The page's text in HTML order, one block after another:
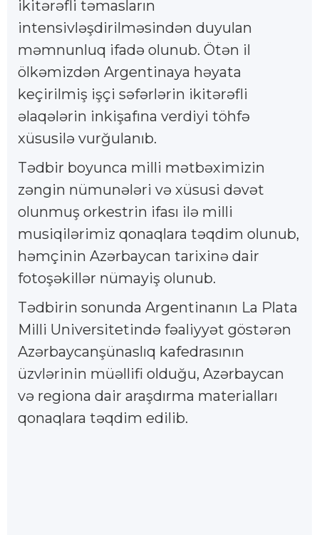
ikitərəfli təmasların
intensivləşdirilməsindən duyulan
məmnunluq ifadə olunub. Ötən il
ölkəmizdən Argentinaya həyata
keçirilmiş işçi səfərlərin ikitərəfli
əlaqələrin inkişafına verdiyi töhfə
xüsusilə vurğulanıb.
Tədbir boyunca milli mətbəximizin
zəngin nümunələri və xüsusi dəvət
olunmuş orkestrin ifası ilə milli
musiqilərimiz qonaqlara təqdim olunub,
həmçinin Azərbaycan tarixinə dair
fotoşəkillər nümayiş olunub.
Tədbirin sonunda Argentinanın La Plata
Milli Universitetində fəaliyyət göstərən
Azərbaycanşünaslıq kafedrasının
üzvlərinin müəllifi olduğu, Azərbaycan
və regiona dair araşdırma materialları
qonaqlara təqdim edilib.